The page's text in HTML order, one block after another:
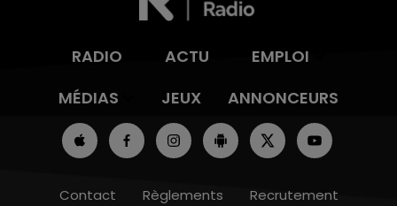
RADIO ACTU
EMPLOI
MÉDIAS
JEUX ANNONCEURS
Contact Règlements
Recrutement